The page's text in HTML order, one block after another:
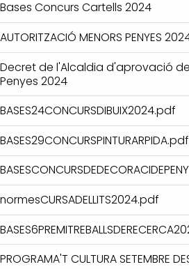
Bases Concurs Cartells 2024
AUTORITZACIÓ MENORS PENYES
Decret de l'Alcaldia d'aprovació
Penyes 2024
BASES24CONCURSDIBUIX2024.pdf
BASES29CONCURSPINTURARPIDA.pdf
normesCURSADELLITS2024.pdf
PROGRAMA'T CULTURA SETEMBRE